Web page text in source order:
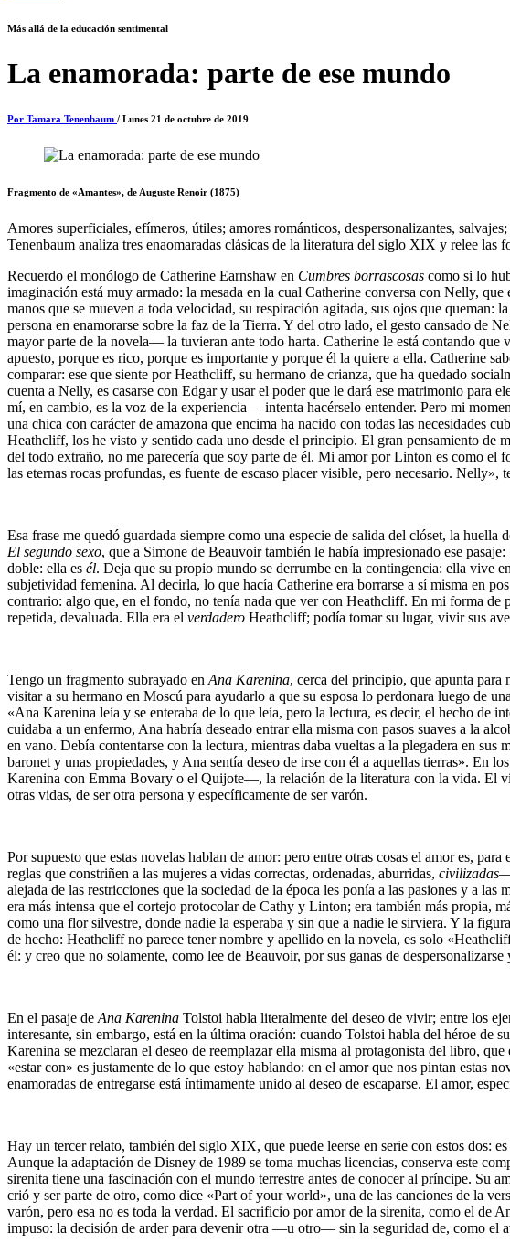
Más allá de la educación sentimental
La enamorada: parte de ese mundo
Por Tamara Tenenbaum / Lunes 21 de octubre de 2019
Fragmento de «Amantes», de Auguste Renoir (1875)
Amores superficiales, efímeros, útiles; amores románticos, despersonalizantes,
Tenenbaum analiza tres enaomaradas clásicas de la literatura del siglo XIX y relee las
Recuerdo el monólogo de Catherine Earnshaw en Cumbres borrascosas como si lo
imaginación está muy armado: la mesada en la cual Catherine conversa con Nelly,
manos que se mueven a toda velocidad, su respiración agitada, sus ojos que queman:
persona en enamorarse sobre la faz de la Tierra. Y del otro lado, el gesto cansado de
mayor parte de la novela— la tuvieran ante todo harta. Catherine le está contando
apuesto, porque es rico, porque es importante y porque él la quiere a ella. Catherine
comparar: ese que siente por Heathcliff, su hermano de crianza, que ha quedado
cuenta a Nelly, es casarse con Edgar y usar el poder que le dará ese matrimonio
mí, en cambio, es la voz de la experiencia— intenta hacérselo entender. Pero mi
una chica con carácter de amazona que encima ha nacido con todas las necesidades
Heathcliff, los he visto y sentido cada uno desde el principio. El gran pensamiento de
del todo extraño, no me parecería que soy parte de él. Mi amor por Linton es como
las eternas rocas profundas, es fuente de escaso placer visible, pero necesario. Nelly»,
Esa frase me quedó guardada siempre como una especie de salida del clóset, la
El segundo sexo, que a Simone de Beauvoir también le había impresionado ese
doble: ella es él. Deja que su propio mundo se derrumbe en la contingencia: ella vive
subjetividad femenina. Al decirla, lo que hacía Catherine era borrarse a sí misma en
contrario: algo que, en el fondo, no tenía nada que ver con Heathcliff. En mi forma de
repetida, devaluada. Ella era el verdadero Heathcliff; podía tomar su lugar, vivir sus
Tengo un fragmento subrayado en Ana Karenina, cerca del principio, que apunta
visitar a su hermano en Moscú para ayudarlo a que su esposa lo perdonara luego de
«Ana Karenina leía y se enteraba de lo que leía, pero la lectura, es decir, el hecho de
cuidaba a un enfermo, Ana habría deseado entrar ella misma con pasos suaves a la
en vano. Debía contentarse con la lectura, mientras daba vueltas a la plegadera en
baronet y unas propiedades, y Ana sentía deseo de irse con él a aquellas tierras». En
Karenina con Emma Bovary o el Quijote—, la relación de la literatura con la vida. El
otras vidas, de ser otra persona y específicamente de ser varón.
Por supuesto que estas novelas hablan de amor: pero entre otras cosas el amor es,
reglas que constriñen a las mujeres a vidas correctas, ordenadas, aburridas, civilizadas—
alejada de las restricciones que la sociedad de la época les ponía a las pasiones y a
era más intensa que el cortejo protocolar de Cathy y Linton; era también más propia,
como una flor silvestre, donde nadie la esperaba y sin que a nadie le sirviera. Y la
de hecho: Heathcliff no parece tener nombre y apellido en la novela, es solo
él: y creo que no solamente, como lee de Beauvoir, por sus ganas de
En el pasaje de Ana Karenina Tolstoi habla literalmente del deseo de vivir; entre los
interesante, sin embargo, está en la última oración: cuando Tolstoi habla del héroe
Karenina se mezclaran el deseo de reemplazar ella misma al protagonista del libro,
«estar con» es justamente de lo que estoy hablando: en el amor que nos pintan
enamoradas de entregarse está íntimamente unido al deseo de escaparse. El amor,
Hay un tercer relato, también del siglo XIX, que puede leerse en serie con estos dos:
Aunque la adaptación de Disney de 1989 se toma muchas licencias, conserva este
sirenita tiene una fascinación con el mundo terrestre antes de conocer al príncipe. Su
crió y ser parte de otro, como dice «Part of your world», una de las canciones de la
varón, pero esa no es toda la verdad. El sacrificio por amor de la sirenita, como el de
impuso: la decisión de arder para devenir otra —u otro— sin la seguridad de, como el